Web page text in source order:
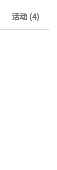
活动 (4)